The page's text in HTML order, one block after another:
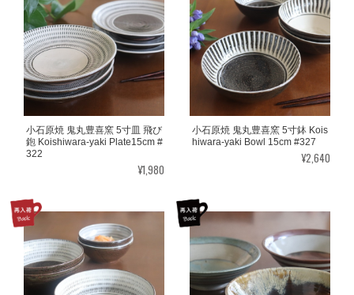
小石原焼 鬼丸豊喜窯 5寸皿 飛び
鉋 Koishiwara-yaki Plate15cm #
322
¥1,980
小石原焼 鬼丸豊喜窯 5寸鉢 Kois
hiwara-yaki Bowl 15cm #327
¥2,640